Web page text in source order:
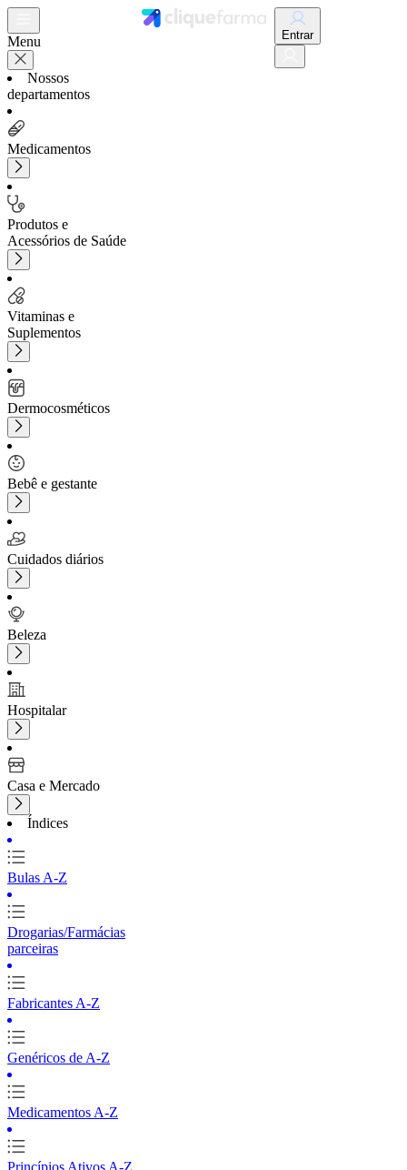
Menu
Nossos
departamentos
Medicamentos
Produtos e
Acessórios de Saúde
Vitaminas e
Suplementos
Dermocosméticos
Bebê e gestante
Cuidados diários
Beleza
Hospitalar
Casa e Mercado
Índices
Bulas A-Z
Drogarias/Farmácias
parceiras
Fabricantes A-Z
Genéricos de A-Z
Medicamentos A-Z
Princípios Ativos A-Z
Entrar